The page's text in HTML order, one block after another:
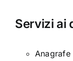
Servizi ai
Anagrafe